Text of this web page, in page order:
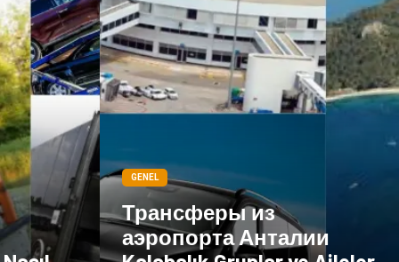
Spor Malzemeleri Hediyelik Eşya
Kültür Acil ve İlkyardım
GENEL
Трансферы из
аэропорта Анталии